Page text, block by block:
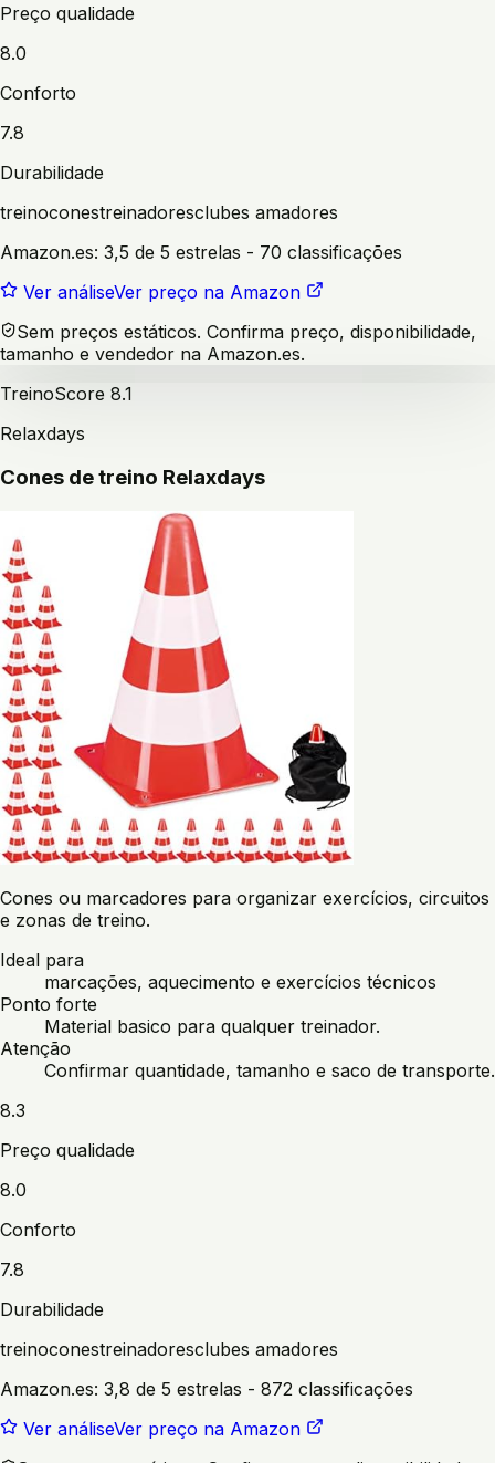
Preço qualidade
8.0
Conforto
7.8
Durabilidade
treinoconestreinadoresclubes amadores
Amazon.es: 3,5 de 5 estrelas - 70 classificações
Ver análiseVer preço na Amazon
Sem preços estáticos. Confirma preço, disponibilidade,
tamanho e vendedor na Amazon.es.
TreinoScore 8.1
Relaxdays
Cones de treino Relaxdays
Cones ou marcadores para organizar exercícios, circuitos
e zonas de treino.
Ideal para
marcações, aquecimento e exercícios técnicos
Ponto forte
Material basico para qualquer treinador.
Atenção
Confirmar quantidade, tamanho e saco de transporte.
8.3
Preço qualidade
8.0
Conforto
7.8
Durabilidade
treinoconestreinadoresclubes amadores
Amazon.es: 3,8 de 5 estrelas - 872 classificações
Ver análiseVer preço na Amazon